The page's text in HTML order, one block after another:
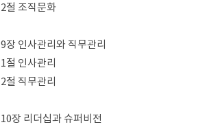
2절 조직문화
9장 인사관리와 직무관리
1절 인사관리
2절 직무관리
10장 리더십과 슈퍼비전